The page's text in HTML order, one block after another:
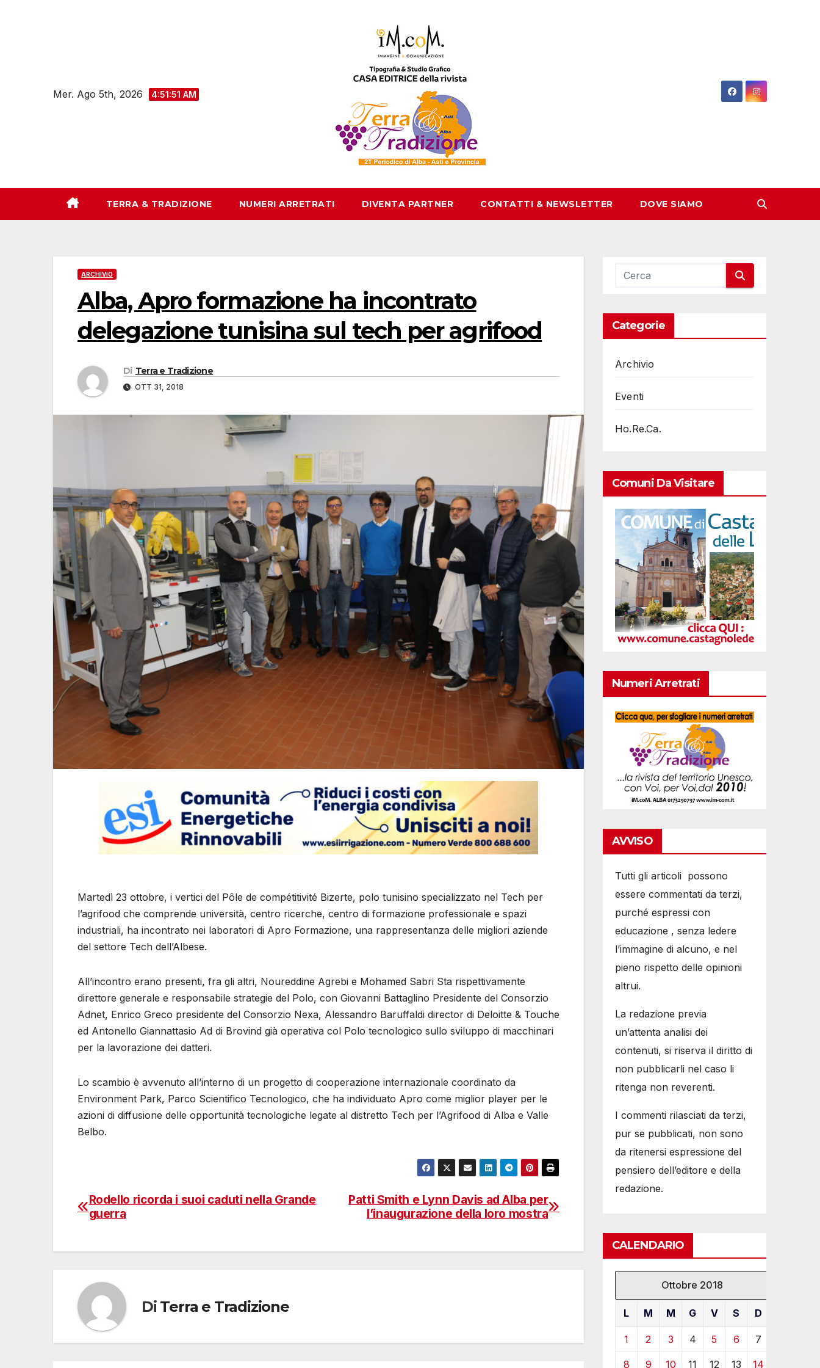
Mer. Ago 5th, 2026 4:51:52 AM
TERRA & TRADIZIONE NUMERI ARRETRATI DIVENTA PARTNER CONTATTI & NEWSLETTER DOVE SIAMO
ARCHIVIO
Alba, Apro formazione ha incontrato
delegazione tunisina sul tech per agrifood
Di Terra e Tradizione
OTT 31, 2018
Martedì 23 ottobre, i vertici del Pôle de compétitivité Bizerte, polo tunisino specializzato nel Tech per
l’agrifood che comprende università, centro ricerche, centro di formazione professionale e spazi
industriali, ha incontrato nei laboratori di Apro Formazione, una rappresentanza delle migliori aziende
del settore Tech dell’Albese.
All’incontro erano presenti, fra gli altri, Noureddine Agrebi e Mohamed Sabri Sta rispettivamente
direttore generale e responsabile strategie del Polo, con Giovanni Battaglino Presidente del Consorzio
Adnet, Enrico Greco presidente del Consorzio Nexa, Alessandro Baruffaldi director di Deloitte & Touche
ed Antonello Giannattasio Ad di Brovind già operativa col Polo tecnologico sullo sviluppo di macchinari
per la lavorazione dei datteri.
Lo scambio è avvenuto all’interno di un progetto di cooperazione internazionale coordinato da
Environment Park, Parco Scientifico Tecnologico, che ha individuato Apro come miglior player per le
azioni di diffusione delle opportunità tecnologiche legate al distretto Tech per l’Agrifood di Alba e Valle
Belbo.
Navigazione
Patti Smith e Lynn Davis ad Alba per
l’inaugurazione della loro mostra
Rodello ricorda i suoi caduti nella Grande
guerra
Di Terra e Tradizione
Categorie
Archivio
Eventi
Ho.Re.Ca.
Comuni Da Visitare
Numeri Arretrati
AVVISO
Tutti gli articoli possono
essere commentati da terzi,
purché espressi con
educazione , senza ledere
l’immagine di alcuno, e nel
pieno rispetto delle opinioni
altrui.
La redazione previa
un’attenta analisi dei
contenuti, si riserva il diritto di
non pubblicarli nel caso li
ritenga non reverenti.
I commenti rilasciati da terzi,
pur se pubblicati, non sono
da ritenersi espressione del
pensiero dell’editore e della
redazione.
CALENDARIO
Ottobre 2018
L M M G V S D
1 2 3 4 5 6 7
8 9 10 11 12 13 14